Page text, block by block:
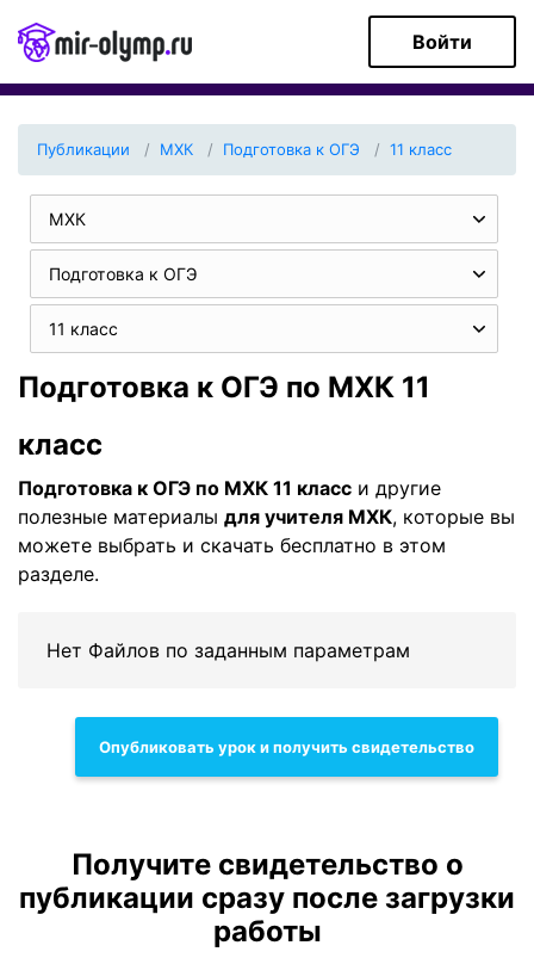
Войти
Публикации МХК Подготовка к ОГЭ 11 класс
МХК
Подготовка к ОГЭ
11 класс
Подготовка к ОГЭ по МХК 11
класс
Подготовка к ОГЭ по МХК 11 класс и другие
полезные материалы для учителя МХК, которые вы
можете выбрать и скачать бесплатно в этом
разделе.
Нет Файлов по заданным параметрам
Опубликовать урок и получить свидетельство
Получите свидетельство о
публикации сразу после загрузки
работы